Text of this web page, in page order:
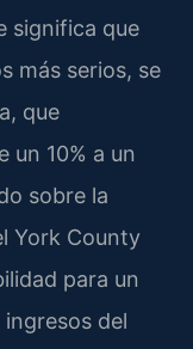
significa que
más serios, se
que
un 10% a un
sobre la
York County
para un
del